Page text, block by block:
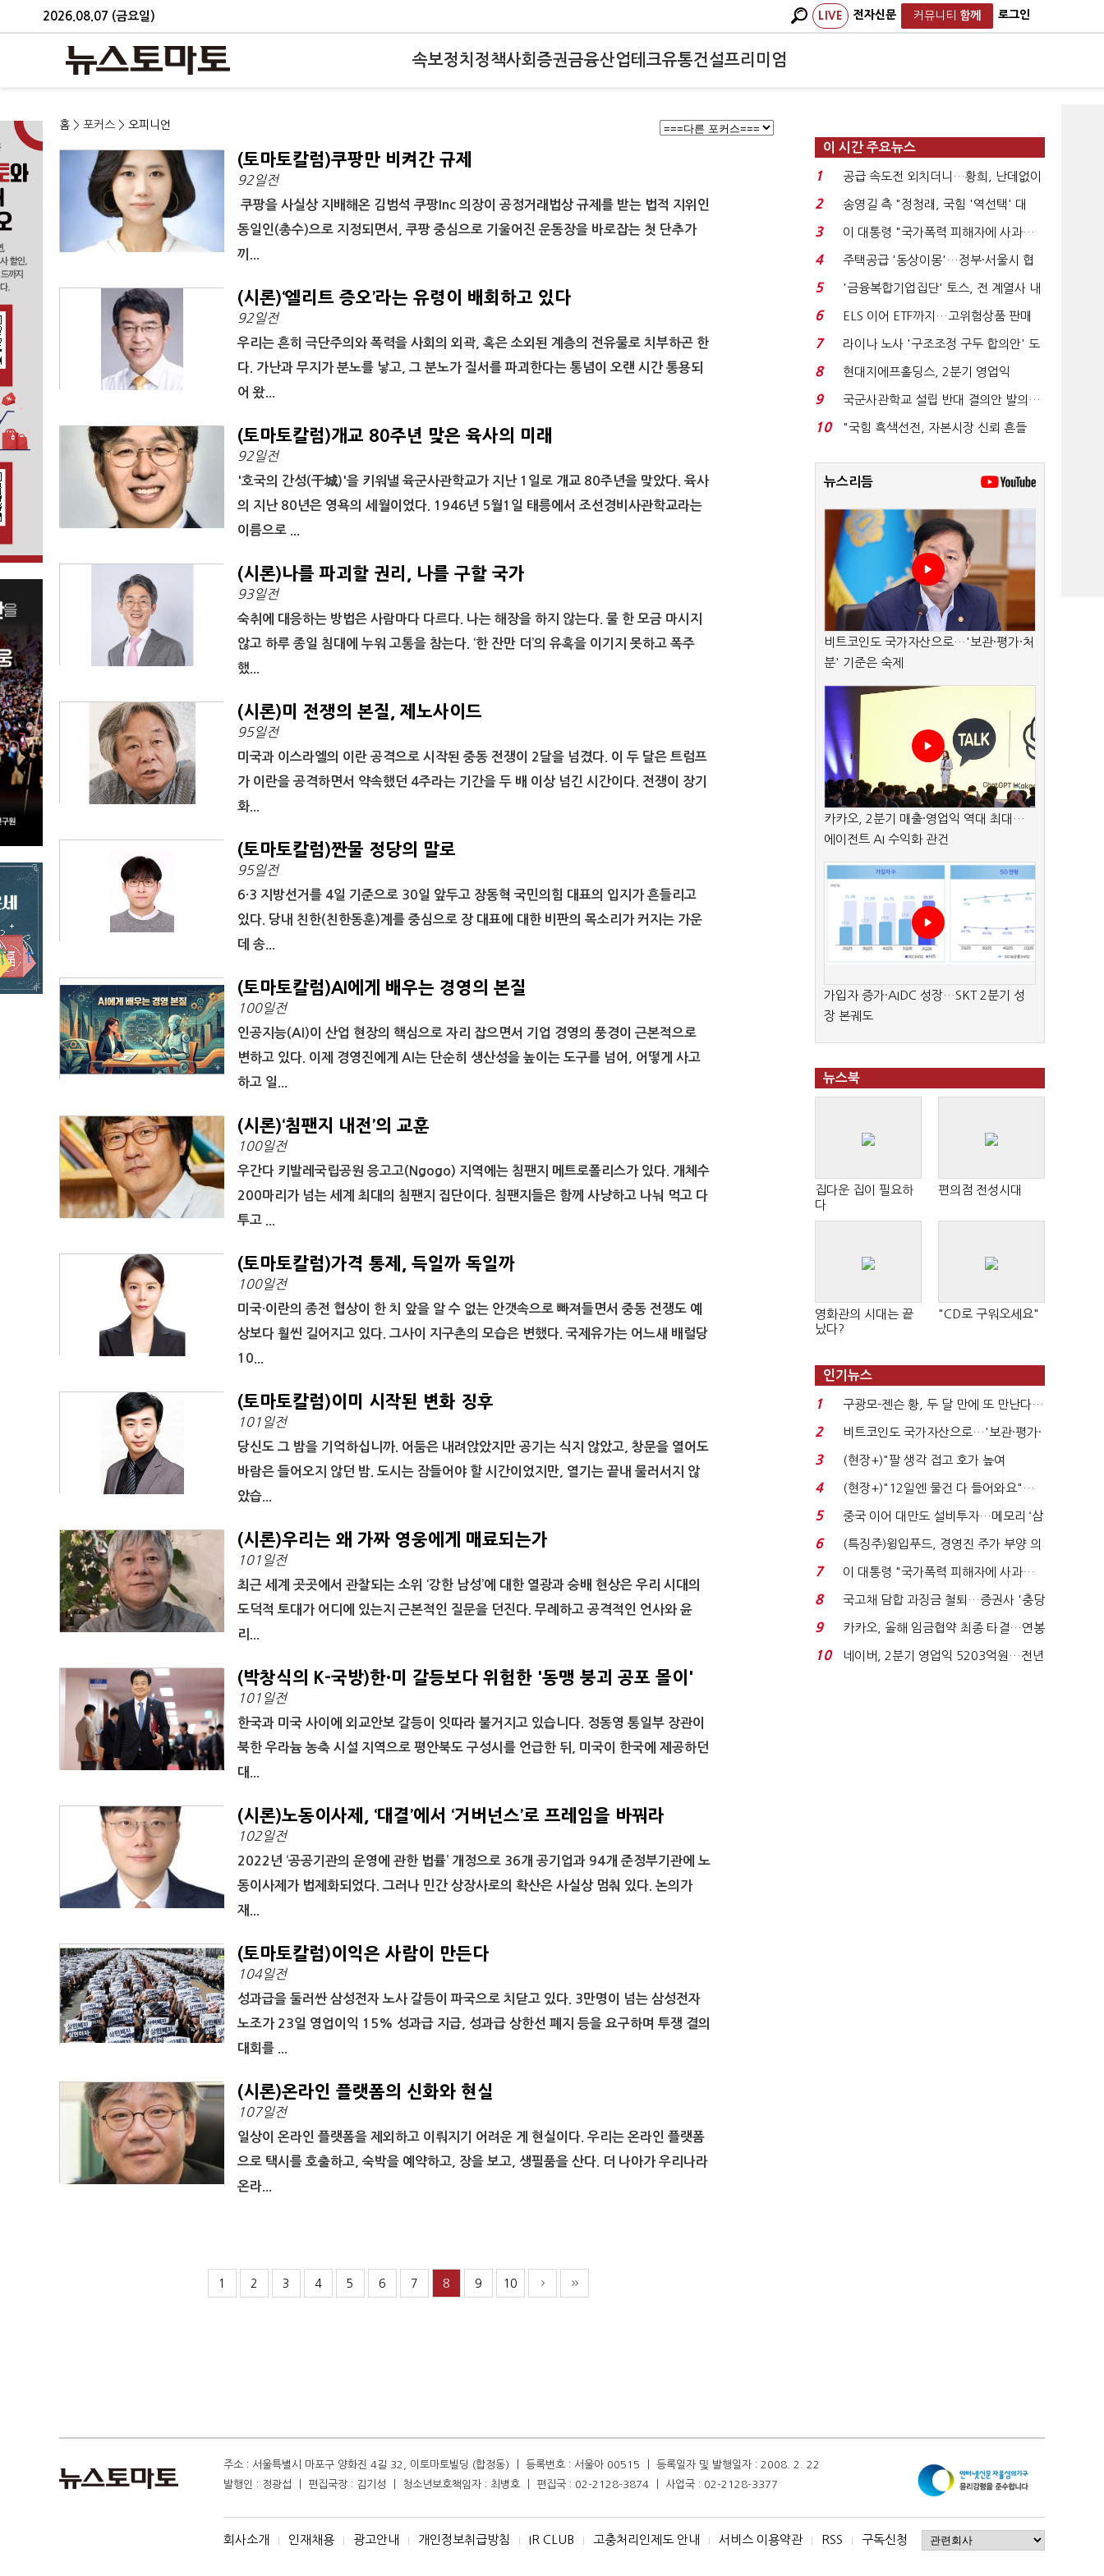
2026.08.07 (금요일) LIVE 전자신문 커뮤니티 함께 로그인
속보정치 정책사회 증권금융산업테크유통건설프리미엄
홈 > 포커스 > 오피니언
(토마토칼럼)쿠팡만 비켜간 규제
92일전
쿠팡을 사실상 지배해온 김범석 쿠팡Inc 의장이 공정거래법상 규제를 받는 법적 지위인
동일인(총수)으로 지정되면서, 쿠팡 중심으로 기울어진 운동장을 바로잡는 첫 단추가
끼...
(시론)‘엘리트 증오’라는 유령이 배회하고 있다
92일전
우리는 흔히 극단주의와 폭력을 사회의 외곽, 혹은 소외된 계층의 전유물로 치부하곤 한
다. 가난과 무지가 분노를 낳고, 그 분노가 질서를 파괴한다는 통념이 오랜 시간 통용되
어 왔...
(토마토칼럼)개교 80주년 맞은 육사의 미래
92일전
'호국의 간성(干城)'을 키워낼 육군사관학교가 지난 1일로 개교 80주년을 맞았다. 육사
의 지난 80년은 영욕의 세월이었다. 1946년 5월1일 태릉에서 조선경비사관학교라는
이름으로 ...
(시론)나를 파괴할 권리, 나를 구할 국가
93일전
숙취에 대응하는 방법은 사람마다 다르다. 나는 해장을 하지 않는다. 물 한 모금 마시지
않고 하루 종일 침대에 누워 고통을 참는다. ‘한 잔만 더’의 유혹을 이기지 못하고 폭주
했...
(시론)미 전쟁의 본질, 제노사이드
95일전
미국과 이스라엘의 이란 공격으로 시작된 중동 전쟁이 2달을 넘겼다. 이 두 달은 트럼프
가 이란을 공격하면서 약속했던 4주라는 기간을 두 배 이상 넘긴 시간이다. 전쟁이 장기
화...
(토마토칼럼)짠물 정당의 말로
95일전
6·3 지방선거를 4일 기준으로 30일 앞두고 장동혁 국민의힘 대표의 입지가 흔들리고
있다. 당내 친한(친한동훈)계를 중심으로 장 대표에 대한 비판의 목소리가 커지는 가운
데 송...
(토마토칼럼)AI에게 배우는 경영의 본질
100일전
인공지능(AI)이 산업 현장의 핵심으로 자리 잡으면서 기업 경영의 풍경이 근본적으로
변하고 있다. 이제 경영진에게 AI는 단순히 생산성을 높이는 도구를 넘어, 어떻게 사고
하고 일...
(시론)‘침팬지 내전’의 교훈
100일전
우간다 키발레국립공원 응고고(Ngogo) 지역에는 침팬지 메트로폴리스가 있다. 개체수
200마리가 넘는 세계 최대의 침팬지 집단이다. 침팬지들은 함께 사냥하고 나눠 먹고 다
투고 ...
(토마토칼럼)가격 통제, 득일까 독일까
100일전
미국·이란의 종전 협상이 한 치 앞을 알 수 없는 안갯속으로 빠져들면서 중동 전쟁도 예
상보다 훨씬 길어지고 있다. 그사이 지구촌의 모습은 변했다. 국제유가는 어느새 배럴당
10...
(토마토칼럼)이미 시작된 변화 징후
101일전
당신도 그 밤을 기억하십니까. 어둠은 내려앉았지만 공기는 식지 않았고, 창문을 열어도
바람은 들어오지 않던 밤. 도시는 잠들어야 할 시간이었지만, 열기는 끝내 물러서지 않
았습...
(시론)우리는 왜 가짜 영웅에게 매료되는가
101일전
최근 세계 곳곳에서 관찰되는 소위 ‘강한 남성’에 대한 열광과 숭배 현상은 우리 시대의
도덕적 토대가 어디에 있는지 근본적인 질문을 던진다. 무례하고 공격적인 언사와 윤
리...
(박창식의 K-국방)한·미 갈등보다 위험한 '동맹 붕괴 공포 몰이'
101일전
한국과 미국 사이에 외교안보 갈등이 잇따라 불거지고 있습니다. 정동영 통일부 장관이
북한 우라늄 농축 시설 지역으로 평안북도 구성시를 언급한 뒤, 미국이 한국에 제공하던
대...
(시론)노동이사제, ‘대결’에서 ‘거버넌스’로 프레임을 바꿔라
102일전
2022년 ‘공공기관의 운영에 관한 법률’ 개정으로 36개 공기업과 94개 준정부기관에 노
동이사제가 법제화되었다. 그러나 민간 상장사로의 확산은 사실상 멈춰 있다. 논의가
재...
(토마토칼럼)이익은 사람이 만든다
104일전
성과급을 둘러싼 삼성전자 노사 갈등이 파국으로 치닫고 있다. 3만명이 넘는 삼성전자
노조가 23일 영업이익 15% 성과급 지급, 성과급 상한선 폐지 등을 요구하며 투쟁 결의
대회를 ...
(시론)온라인 플랫폼의 신화와 현실
107일전
일상이 온라인 플랫폼을 제외하고 이뤄지기 어려운 게 현실이다. 우리는 온라인 플랫폼
으로 택시를 호출하고, 숙박을 예약하고, 장을 보고, 생필품을 산다. 더 나아가 우리나라
온라...
1 2 3 4 5 6 7 8 9 10
이 시간 주요뉴스
1
공급 속도전 외치더니…황희, 난데없이
'폐버스 리모델링...
2
송영길 측 "정청래, 국힘 '역선택' 대
상…민주당 대표로 총...
3
이 대통령 "국가폭력 피해자에 사과…
적극적 조사로 진...
4
주택공급 '동상이몽'…정부·서울시 협
력 없으면 '공수표'...
5
'금융복합기업집단' 토스, 전 계열사 내
부통제 표준화 ...
6
ELS 이어 ETF까지…고위험상품 판매
제동 걸린 은행 ...
7
라이나 노사 '구조조정 구두 합의안' 도
출
8
현대지에프홀딩스, 2분기 영업익
15.6%↑…500억 규모 ...
9
국군사관학교 설립 반대 결의안 발의…
유용원 "정치적 ...
10
"국힘 흑색선전, 자본시장 신뢰 흔들
뉴스리듬
비트코인도 국가자산으로…'보관·평가·처
분' 기준은 숙제
카카오, 2분기 매출·영업익 역대 최대…
에이전트 AI 수익화 관건
가입자 증가·AIDC 성장…SKT 2분기 성
장 본궤도
뉴스북
집다운 집이 필요하
다
편의점 전성시대
영화관의 시대는 끝
났다?
"CD로 구워오세요"
인기뉴스
1
구광모-젠슨 황, 두 달 만에 또 만난다…
로봇·AI 등 논...
2
비트코인도 국가자산으로…'보관·평가·
처분' 기준은 ...
3
(현장+)"팔 생각 접고 호가 높여
요"…'덜 똘똘한 한 채' 20...
4
(현장+)"12일엔 물건 다 들어와요"…
빈 매대 채우며 문 연 ...
5
중국 이어 대만도 설비투자…메모리 ‘삼
국전쟁’
6
(특징주)윙입푸드, 경영진 주가 부양 의
지에 상한가...
7
이 대통령 "국가폭력 피해자에 사과…
적극적 조사로 진...
8
국고채 담합 과징금 철퇴…증권사 '충당
금 폭탄' 우려...
9
카카오, 올해 임금협약 최종 타결…연봉
6.3% 인상·격려...
10
네이버, 2분기 영업익 5203억원…전년
주소 : 서울특별시 마포구 양화진 4길 32, 이토마토빌딩 (합정동) ㅣ 등록번호 : 서울아 00515 ㅣ 등록일자 및 발행일자 : 2008. 2. 22
발행인 : 정광섭 ㅣ 편집국장 : 김기성 ㅣ 청소년보호책임자 : 최병호 ㅣ 편집국 : 02-2128-3874 ㅣ 사업국 : 02-2128-3377
회사소개 I 인재채용 I 광고안내 I 개인정보취급방침 I IR CLUB I 고충처리인제도 안내 I 서비스 이용약관 I RSS I 구독신청